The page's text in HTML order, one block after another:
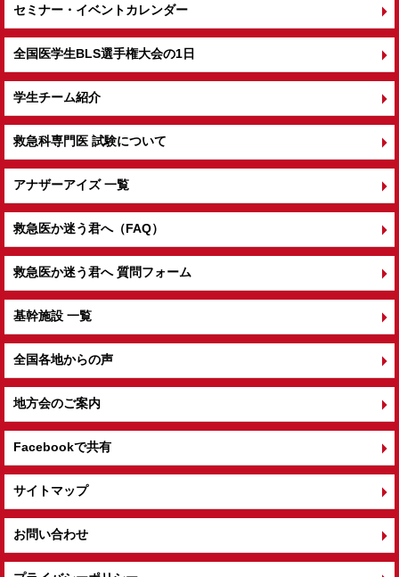
セミナー・イベントカレンダー
全国医学生BLS選手権大会の1日
学生チーム紹介
救急科専門医 試験について
アナザーアイズ 一覧
救急医か迷う君へ（FAQ）
救急医か迷う君へ 質問フォーム
基幹施設 一覧
全国各地からの声
地方会のご案内
Facebookで共有
サイトマップ
お問い合わせ